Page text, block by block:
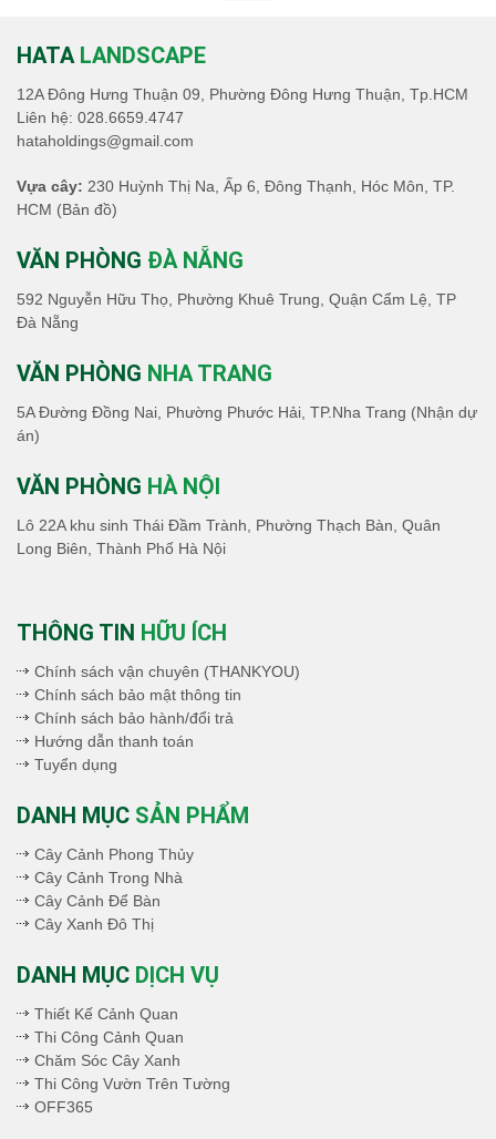
HATA LANDSCAPE
12A Đông Hưng Thuận 09, Phường Đông Hưng Thuận, Tp.HCM
Liên hệ: 028.6659.4747
hataholdings@gmail.com
Vựa cây: 230 Huỳnh Thị Na, Ấp 6, Đông Thạnh, Hóc Môn, TP.
HCM (Bản đồ)
VĂN PHÒNG ĐÀ NẴNG
592 Nguyễn Hữu Thọ, Phường Khuê Trung, Quận Cẩm Lệ, TP
Đà Nẵng
VĂN PHÒNG NHA TRANG
5A Đường Đồng Nai, Phường Phước Hải, TP.Nha Trang (Nhận dự
án)
VĂN PHÒNG HÀ NỘI
Lô 22A khu sinh Thái Đầm Trành, Phường Thạch Bàn, Quân
Long Biên, Thành Phố Hà Nội
THÔNG TIN HỮU ÍCH
Chính sách vận chuyên (THANKYOU)
Chính sách bảo mật thông tin
Chính sách bảo hành/đổi trả
Hướng dẫn thanh toán
Tuyển dụng
DANH MỤC SẢN PHẨM
Cây Cảnh Phong Thủy
Cây Cảnh Trong Nhà
Cây Cảnh Để Bàn
Cây Xanh Đô Thị
DANH MỤC DỊCH VỤ
Thiết Kế Cảnh Quan
Thi Công Cảnh Quan
Chăm Sóc Cây Xanh
Thi Công Vườn Trên Tường
OFF365